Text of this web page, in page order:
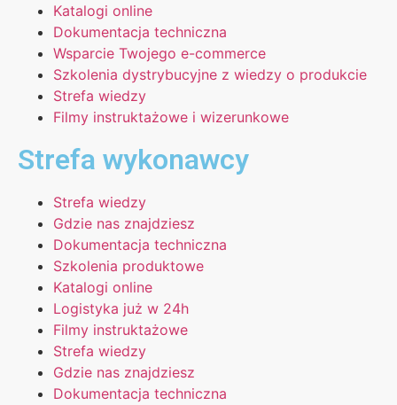
Katalogi online
Dokumentacja techniczna
Wsparcie Twojego e-commerce
Szkolenia dystrybucyjne z wiedzy o produkcie
Strefa wiedzy
Filmy instruktażowe i wizerunkowe
Strefa wykonawcy
Strefa wiedzy
Gdzie nas znajdziesz
Dokumentacja techniczna
Szkolenia produktowe
Katalogi online
Logistyka już w 24h
Filmy instruktażowe
Strefa wiedzy
Gdzie nas znajdziesz
Dokumentacja techniczna